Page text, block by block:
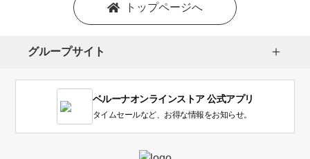
トップページへ
グループサイト
ベルーナオンラインストア 公式アプリ
タイムセールなど、お得な情報をお知らせ。